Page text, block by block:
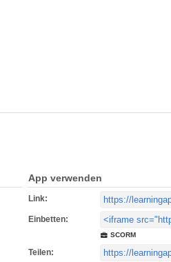
App verwenden
Link:
Einbetten:
SCORM
Teilen: